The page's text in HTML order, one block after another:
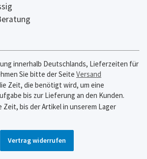
innerhalb Deutschlands, Lieferzeiten für
Sie bitte der Seite Versand
Zeit, die benötigt wird, um eine
bis zur Lieferung an den Kunden.
Zeit, bis der Artikel in unserem Lager
Vertrag widerrufen